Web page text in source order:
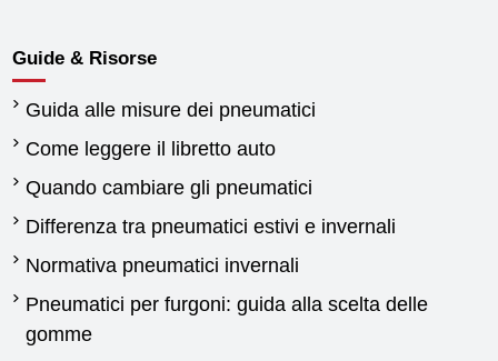
Guide & Risorse
Guida alle misure dei pneumatici
Come leggere il libretto auto
Quando cambiare gli pneumatici
Differenza tra pneumatici estivi e invernali
Normativa pneumatici invernali
Pneumatici per furgoni: guida alla scelta delle
gomme